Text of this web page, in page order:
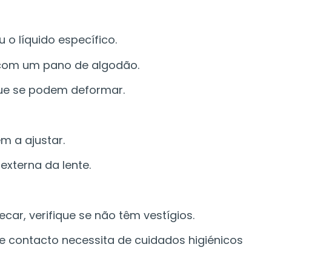
o líquido específico.
um pano de algodão.
se podem deformar.
a ajustar.
da lente.
verifique se não têm vestígios.
contacto necessita de cuidados higiénicos